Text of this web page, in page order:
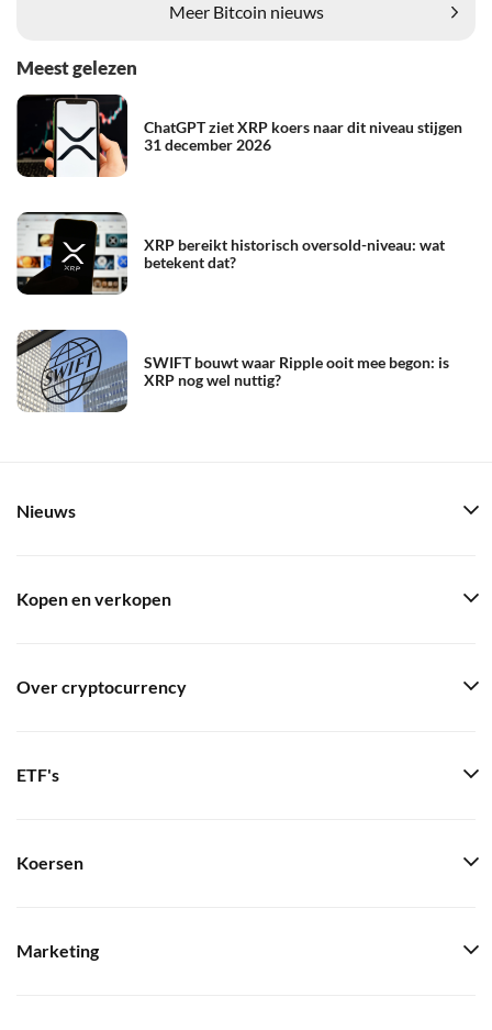
Meer Bitcoin nieuws
Meest gelezen
ChatGPT ziet XRP koers naar dit niveau stijgen
31 december 2026
XRP bereikt historisch oversold-niveau: wat
betekent dat?
SWIFT bouwt waar Ripple ooit mee begon: is
XRP nog wel nuttig?
Nieuws
Kopen en verkopen
Over cryptocurrency
ETF's
Koersen
Marketing